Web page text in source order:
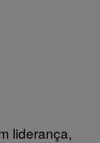
liderança,